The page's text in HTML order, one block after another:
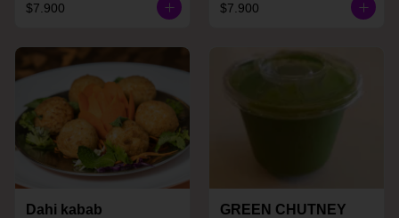
$7.900 $7.900
Dahi kabab GREEN CHUTNEY